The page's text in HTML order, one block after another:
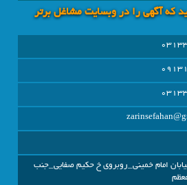
که آگهی را در وبسايت مشاغل برتر
امام خمینی_روبروی خ حکیم صفایی_جنب